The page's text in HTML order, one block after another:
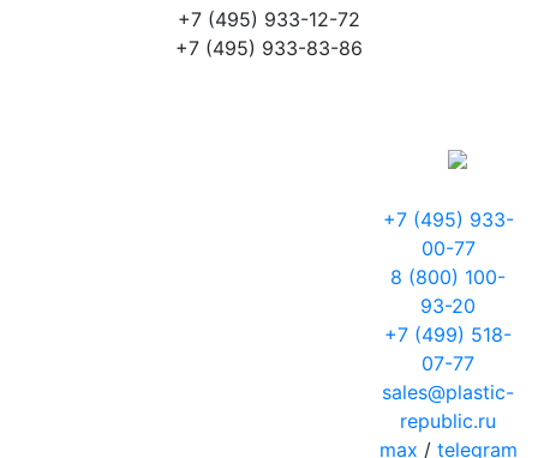
+7 (495) 933-12-72
+7 (495) 933-83-86
+7 (495) 933-
00-77
8 (800) 100-
93-20
+7 (499) 518-
07-77
sales@plastic-
republic.ru
max / telegram